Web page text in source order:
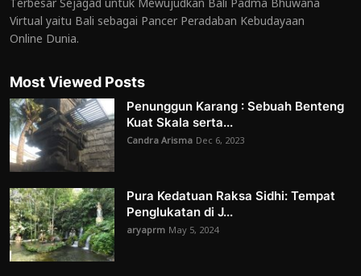
Virtual yaitu Bali sebagai Pancer Peradaban Kebudayaan
Online Dunia.
Most Viewed Posts
Penunggun Karang : Sebuah Benteng
Kuat Skala serta...
Candra Arisma Dec 6, 2023
Pura Kedatuan Raksa Sidhi: Tempat
Penglukatan di J...
aryaprm May 5, 2024